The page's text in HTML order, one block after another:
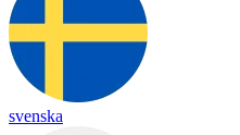
svenska